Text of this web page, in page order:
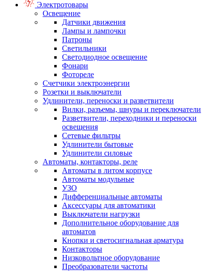
Электротовары
Освещение
Датчики движения
Лампы и лампочки
Патроны
Светильники
Светодиодное освещение
Фонари
Фотореле
Счетчики электроэнергии
Розетки и выключатели
Удлинители, переноски и разветвители
Вилки, разъемы, шнуры и переключатели
Разветвители, переходники и переноски
освещения
Сетевые фильтры
Удлинители бытовые
Удлинители силовые
Автоматы, контакторы, реле
Автоматы в литом корпусе
Автоматы модульные
УЗО
Дифференциальные автоматы
Аксессуары для автоматики
Выключатели нагрузки
Дополнительное оборудование для
автоматов
Кнопки и светосигнальная арматура
Контакторы
Низковольтное оборудование
Преобразователи частоты